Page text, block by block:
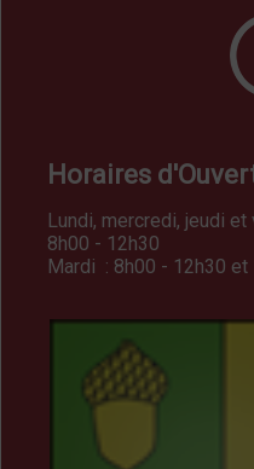
Horaires
Lundi, mercredi, jeudi et
8h00 - 12h30
Mardi : 8h00 - 12h30 et